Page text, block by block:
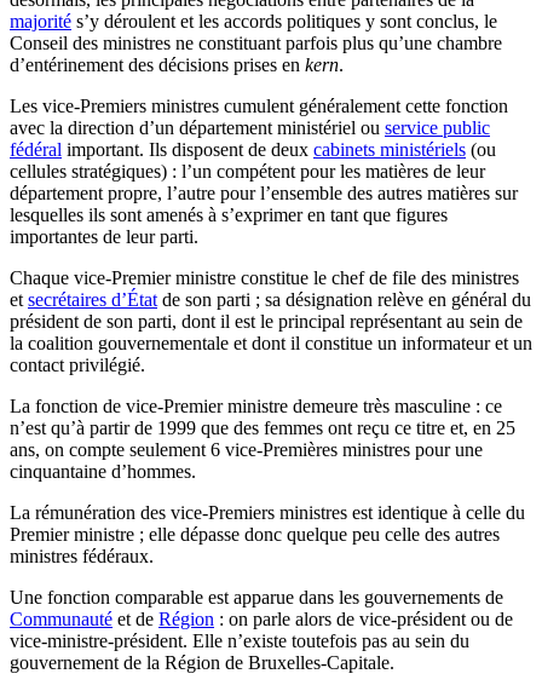
majorité s’y déroulent et les accords politiques y sont conclus, le
Conseil des ministres ne constituant parfois plus qu’une chambre
d’entérinement des décisions prises en kern.
Les vice-Premiers ministres cumulent généralement cette fonction
avec la direction d’un département ministériel ou service public
fédéral important. Ils disposent de deux cabinets ministériels (ou
cellules stratégiques) : l’un compétent pour les matières de leur
département propre, l’autre pour l’ensemble des autres matières sur
lesquelles ils sont amenés à s’exprimer en tant que figures
importantes de leur parti.
Chaque vice-Premier ministre constitue le chef de file des ministres
et secrétaires d’État de son parti ; sa désignation relève en général du
président de son parti, dont il est le principal représentant au sein de
la coalition gouvernementale et dont il constitue un informateur et un
contact privilégié.
La fonction de vice-Premier ministre demeure très masculine : ce
n’est qu’à partir de 1999 que des femmes ont reçu ce titre et, en 25
ans, on compte seulement 6 vice-Premières ministres pour une
cinquantaine d’hommes.
La rémunération des vice-Premiers ministres est identique à celle du
Premier ministre ; elle dépasse donc quelque peu celle des autres
ministres fédéraux.
Une fonction comparable est apparue dans les gouvernements de
Communauté et de Région : on parle alors de vice-président ou de
vice-ministre-président. Elle n’existe toutefois pas au sein du
gouvernement de la Région de Bruxelles-Capitale.